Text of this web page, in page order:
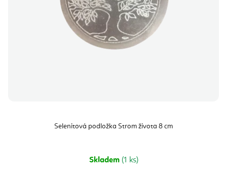
Selenitová podložka Strom života 8 cm
Skladem (1 ks)